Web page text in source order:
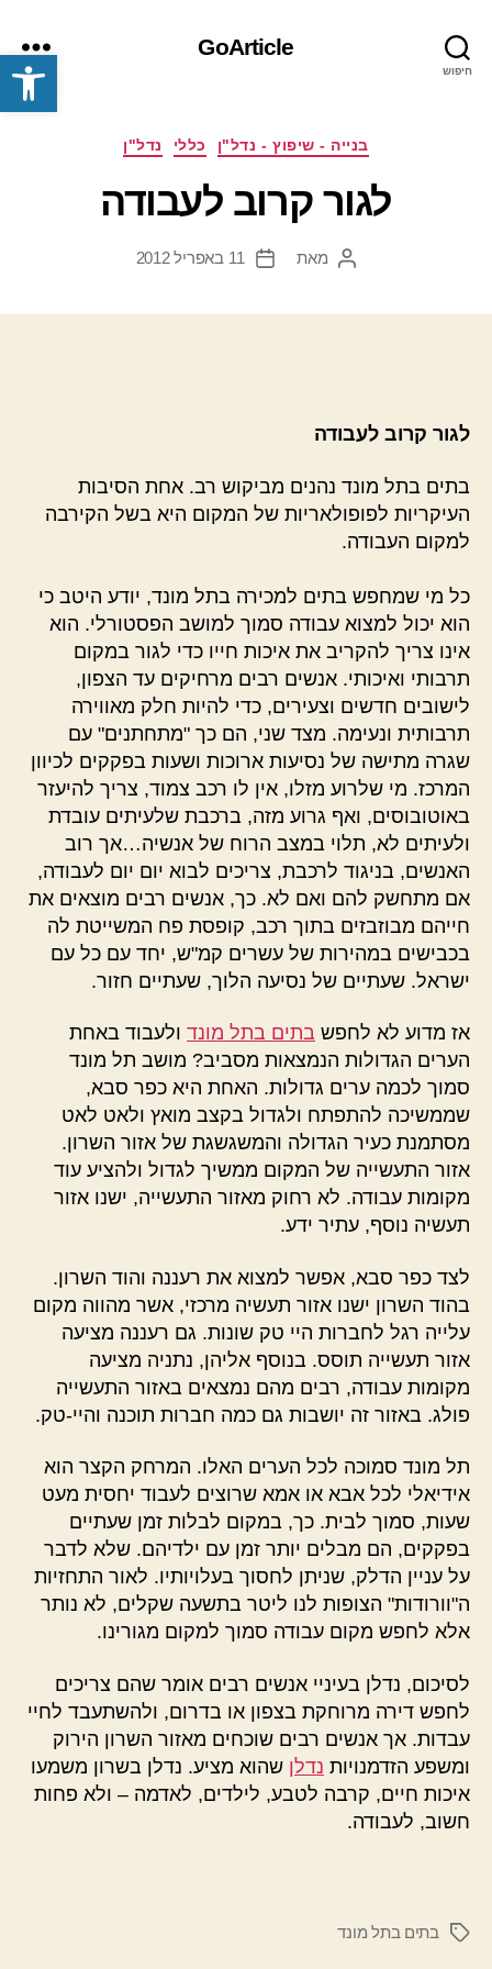
פתח סרגל נגישות חיפוש
GoArticle
תפריט
קטגוריותבנייה - שיפוץ - נדל"ן כללי נדל"ן
לגור קרוב לעבודה
המחבר
מאת
תאריך
11 באפריל 2012
לגור קרוב לעבודה
בתים בתל מונד נהנים מביקוש רב. אחת הסיבות
העיקריות לפופולאריות של המקום היא בשל הקירבה
למקום העבודה.
כל מי שמחפש בתים למכירה בתל מונד, יודע היטב כי
הוא יכול למצוא עבודה סמוך למושב הפסטורלי. הוא
אינו צריך להקריב את איכות חייו כדי לגור במקום
תרבותי ואיכותי. אנשים רבים מרחיקים עד הצפון,
לישובים חדשים וצעירים, כדי להיות חלק מאווירה
תרבותית ונעימה. מצד שני, הם כך "מתחתנים" עם
שגרה מתישה של נסיעות ארוכות ושעות בפקקים לכיוון
המרכז. מי שלרוע מזלו, אין לו רכב צמוד, צריך להיעזר
באוטובוסים, ואף גרוע מזה, ברכבת שלעיתים עובדת
ולעיתים לא, תלוי במצב הרוח של אנשיה…אך רוב
האנשים, בניגוד לרכבת, צריכים לבוא יום יום לעבודה,
אם מתחשק להם ואם לא. כך, אנשים רבים מוצאים את
חייהם מבוזבזים בתוך רכב, קופסת פח המשייטת לה
בכבישים במהירות של עשרים קמ"ש, יחד עם כל עם
ישראל. שעתיים של נסיעה הלוך, שעתיים חזור.
אז מדוע לא לחפש בתים בתל מונד ולעבוד באחת
הערים הגדולות הנמצאות מסביב? מושב תל מונד
סמוך לכמה ערים גדולות. האחת היא כפר סבא,
שממשיכה להתפתח ולגדול בקצב מואץ ולאט לאט
מסתמנת כעיר הגדולה והמשגשגת של אזור השרון.
אזור התעשייה של המקום ממשיך לגדול ולהציע עוד
מקומות עבודה. לא רחוק מאזור התעשייה, ישנו אזור
תעשיה נוסף, עתיר ידע.
לצד כפר סבא, אפשר למצוא את רעננה והוד השרון.
בהוד השרון ישנו אזור תעשיה מרכזי, אשר מהווה מקום
עלייה רגל לחברות היי טק שונות. גם רעננה מציעה
אזור תעשייה תוסס. בנוסף אליהן, נתניה מציעה
מקומות עבודה, רבים מהם נמצאים באזור התעשייה
פולג. באזור זה יושבות גם כמה חברות תוכנה והיי-טק.
תל מונד סמוכה לכל הערים האלו. המרחק הקצר הוא
אידיאלי לכל אבא או אמא שרוצים לעבוד יחסית מעט
שעות, סמוך לבית. כך, במקום לבלות זמן שעתיים
בפקקים, הם מבלים יותר זמן עם ילדיהם. שלא לדבר
על עניין הדלק, שניתן לחסוך בעלויותיו. לאור התחזיות
ה"וורודות" הצופות לנו ליטר בתשעה שקלים, לא נותר
אלא לחפש מקום עבודה סמוך למקום מגורינו.
לסיכום, נדלן בעיניי אנשים רבים אומר שהם צריכים
לחפש דירה מרוחקת בצפון או בדרום, ולהשתעבד לחיי
עבדות. אך אנשים רבים שוכחים מאזור השרון הירוק
ומשפע הזדמנויות נדלן שהוא מציע. נדלן בשרון משמעו
איכות חיים, קרבה לטבע, לילדים, לאדמה – ולא פחות
חשוב, לעבודה.
תגיותבתים בתל מונד